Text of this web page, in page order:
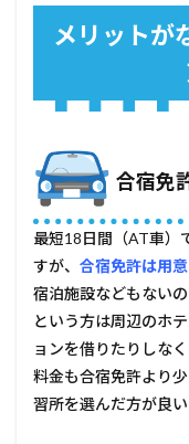
メリットが
合宿免
最短18日間（AT車）
すが、 合宿免許は用意
宿泊施設などもない
という方は周辺のホ
ョンを借りたりしな
料金も合宿免許より
習所を選んだ方が良い